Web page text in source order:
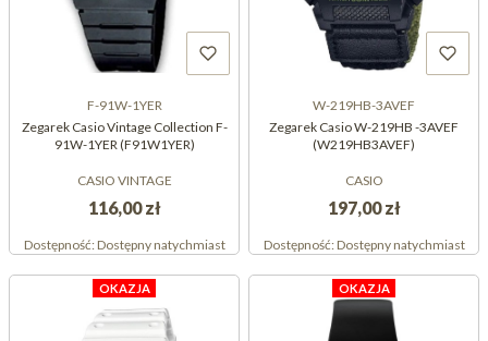
F-91W-1YER
Zegarek Casio Vintage Collection F-
91W-1YER (F91W1YER)
CASIO VINTAGE
116,00 zł
Dostępność:Dostępny natychmiast
W-219HB-3AVEF
Zegarek Casio W-219HB -3AVEF
(W219HB3AVEF)
CASIO
197,00 zł
Dostępność:Dostępny natychmiast
OKAZJA OKAZJA